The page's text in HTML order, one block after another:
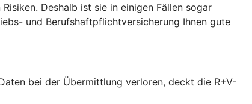
Deshalb ist sie in einigen Fällen sogar
und Berufshaftpflichtversicherung Ihnen gute
bei der Übermittlung verloren, deckt die R+V-